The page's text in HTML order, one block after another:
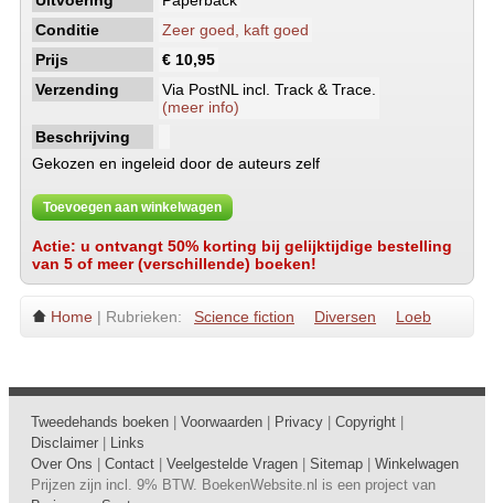
Conditie
Zeer goed, kaft goed
Prijs
€ 10,95
Verzending
Via PostNL incl. Track & Trace.
(meer info)
Beschrijving
Gekozen en ingeleid door de auteurs zelf
Toevoegen aan winkelwagen
Actie: u ontvangt 50% korting bij gelijktijdige bestelling
van 5 of meer (verschillende) boeken!
Home | Rubrieken: Science fiction Diversen Loeb
Tweedehands boeken Voorwaarden Privacy Copyright
Disclaimer
Links
Over Ons
Contact Veelgestelde Vragen Sitemap
Winkelwagen
Prijzen zijn incl. 9% BTW. BoekenWebsite.nl is een project van